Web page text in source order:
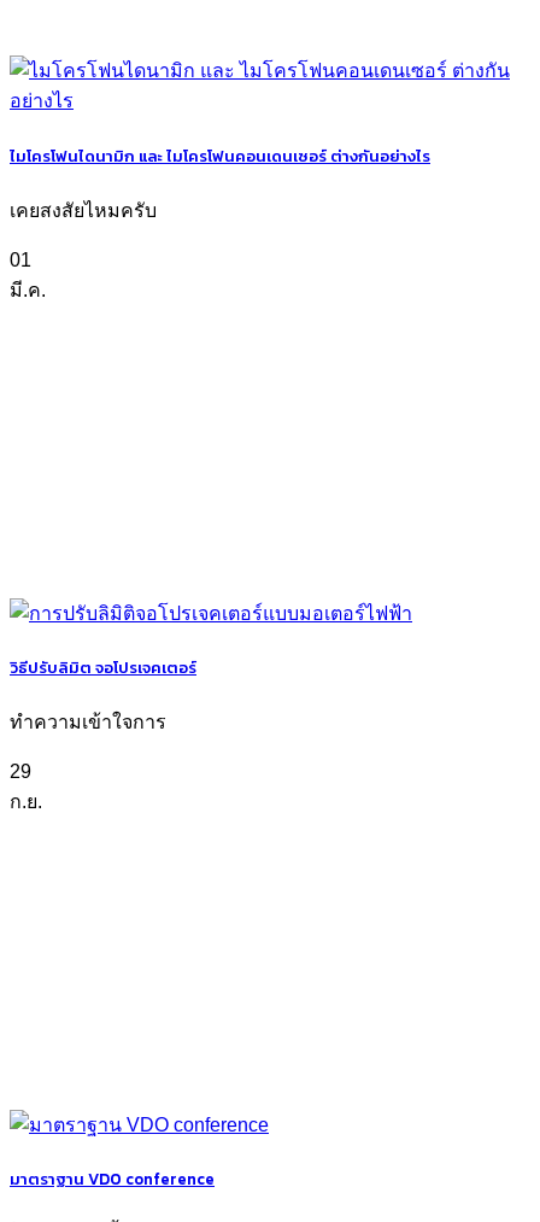
ไมโครโฟนไดนามิก และ ไมโครโฟนคอนเดนเซอร์ ต่างกันอย่างไร
เคยสงสัยไหมครับ
01
มี.ค.
วิธีปรับลิมิต จอโปรเจคเตอร์
ทำความเข้าใจการ
29
ก.ย.
มาตราฐาน VDO conference